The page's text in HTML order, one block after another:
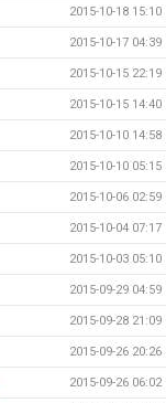
2015-10-18 15:10
2015-10-17 04:39
2015-10-15 22:19
2015-10-15 14:40
2015-10-10 14:58
2015-10-10 05:15
2015-10-06 02:59
2015-10-04 07:17
2015-10-03 05:10
2015-09-29 04:59
2015-09-28 21:09
2015-09-26 20:26
2015-09-26 06:02